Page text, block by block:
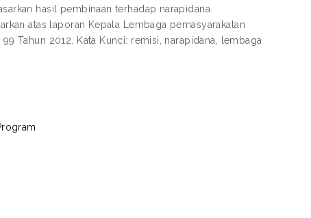
hasil pembinaan terhadap narapidana.
atas laporan Kepala Lembaga pemasyarakatan
Tahun 2012. Kata Kunci: remisi, narapidana, lembaga